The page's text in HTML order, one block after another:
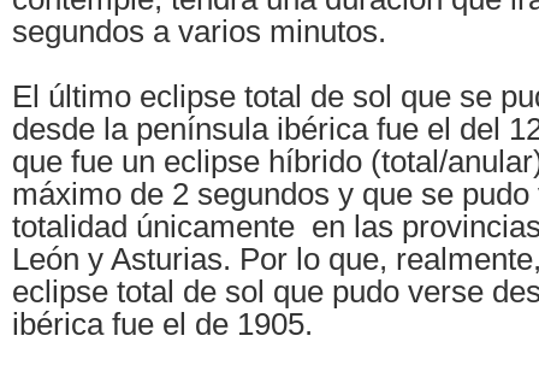
segundos a varios minutos.
El último eclipse total de sol que se
desde la península ibérica fue el del
que fue un eclipse híbrido (total/
máximo de 2 segundos y que se pudo
totalidad únicamente en las
León y Asturias. Por lo que,
eclipse total de sol que pudo verse
ibérica fue el de 1905.